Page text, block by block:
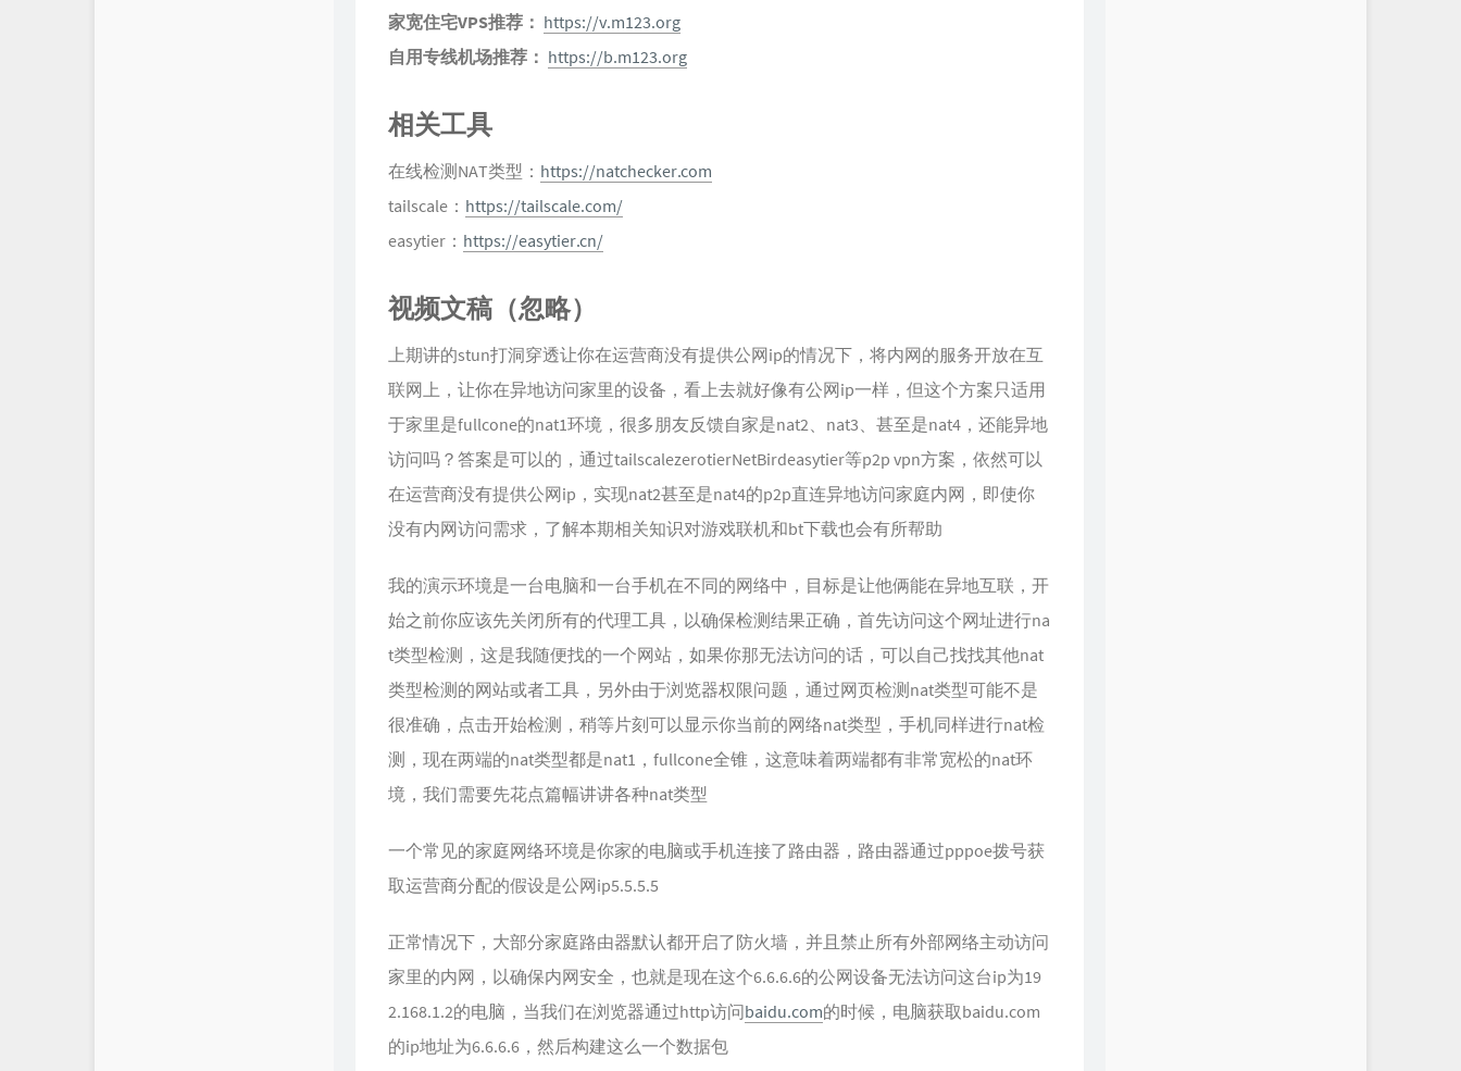
家宽住宅VPS推荐： https://v.m123.org
自用专线机场推荐： https://b.m123.org
相关工具
在线检测NAT类型： https://natchecker.com
tailscale： https://tailscale.com/
easytier： https://easytier.cn/
视频文稿（忽略）
上期讲的stun打洞穿透让你在运营商没有提供公网ip的情况下，将内网的服务开放在互
联网上，让你在异地访问家里的设备，看上去就好像有公网ip一样，但这个方案只适用
于家里是fullcone的nat1环境，很多朋友反馈自家是nat2、nat3、甚至是nat4，还能异地
访问吗？答案是可以的，通过tailscalezerotierNetBirdeasytier等p2p vpn方案，依然可以
在运营商没有提供公网ip，实现nat2甚至是nat4的p2p直连异地访问家庭内网，即使你
没有内网访问需求，了解本期相关知识对游戏联机和bt下载也会有所帮助
我的演示环境是一台电脑和一台手机在不同的网络中，目标是让他俩能在异地互联，开
始之前你应该先关闭所有的代理工具，以确保检测结果正确，首先访问这个网址进行na
t类型检测，这是我随便找的一个网站，如果你那无法访问的话，可以自己找找其他nat
类型检测的网站或者工具，另外由于浏览器权限问题，通过网页检测nat类型可能不是
很准确，点击开始检测，稍等片刻可以显示你当前的网络nat类型，手机同样进行nat检
测，现在两端的nat类型都是nat1，fullcone全锥，这意味着两端都有非常宽松的nat环
境，我们需要先花点篇幅讲讲各种nat类型
一个常见的家庭网络环境是你家的电脑或手机连接了路由器，路由器通过pppoe拨号获
取运营商分配的假设是公网ip5.5.5.5
正常情况下，大部分家庭路由器默认都开启了防火墙，并且禁止所有外部网络主动访问
家里的内网，以确保内网安全，也就是现在这个6.6.6.6的公网设备无法访问这台ip为19
2.168.1.2的电脑，当我们在浏览器通过http访问baidu.com的时候，电脑获取baidu.com
的ip地址为6.6.6.6，然后构建这么一个数据包